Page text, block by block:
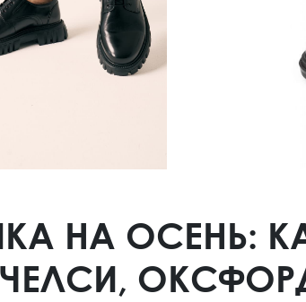
Кроссовки
НА ОСЕНЬ: